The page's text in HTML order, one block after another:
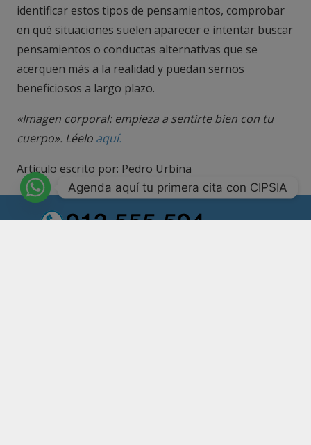
identificar estos tipos de pensamientos, comprobar
en qué situaciones suelen aparecer e intentar buscar
pensamientos o conductas alternativas que se
acerquen más a la realidad y puedan sernos
beneficiosos a largo plazo.
«Imagen corporal: empieza a sentirte bien con tu
cuerpo». Léelo aquí.
Artículo escrito por: Pedro Urbina
Agenda aquí tu primera cita con CIPSIA